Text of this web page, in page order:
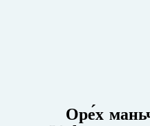
Оре́х